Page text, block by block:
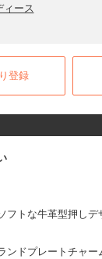
ィース
登録
フトな牛革型押し
ンドプレートチャ